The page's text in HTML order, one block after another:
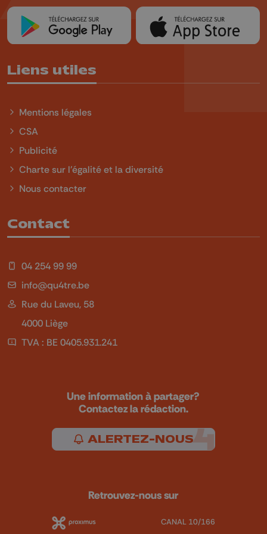
Liens utiles
Mentions légales
CSA
Publicité
Charte sur l'égalité et la diversité
Nous contacter
Contact
04 254 99 99
info@qu4tre.be
Rue du Laveu, 58
4000 Liège
TVA : BE 0405.931.241
Une information à partager?
Contactez la rédaction.
ALERTEZ-NOUS
Retrouvez-nous sur
CANAL 10/166